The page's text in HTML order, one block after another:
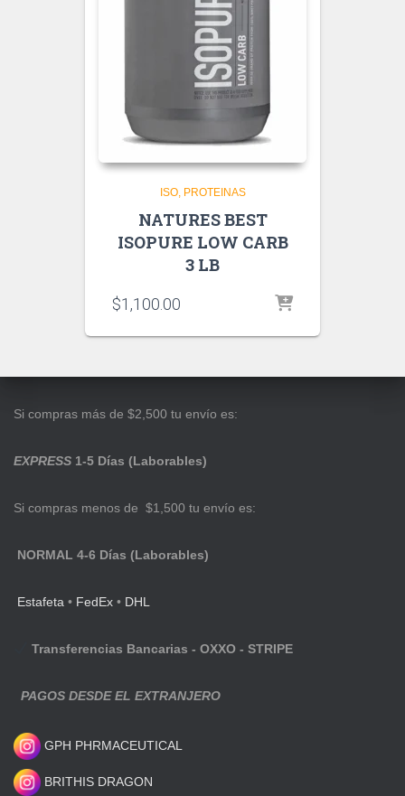
ISO PROTEINAS
NATURES BEST
ISOPURE LOW CARB
3 LB
$1,100.00
Si compras más de $2,500 tu envío es:
EXPRESS 1-5 Días (Laborables)
Si compras menos de $1,500 tu envío es:
NORMAL 4-6 Días (Laborables)
Estafeta • FedEx • DHL
Transferencias Bancarias - OXXO - STRIPE
PAGOS DESDE EL EXTRANJERO
GPH PHRMACEUTICAL
BRITHIS DRAGON